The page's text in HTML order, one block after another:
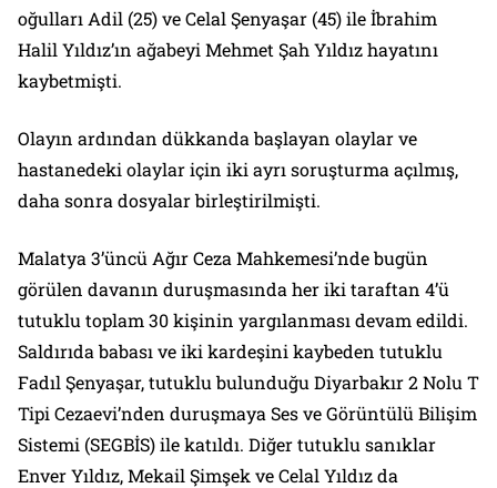
oğulları Adil (25) ve Celal Şenyaşar (45) ile İbrahim
Halil Yıldız’ın ağabeyi Mehmet Şah Yıldız hayatını
kaybetmişti.
Olayın ardından dükkanda başlayan olaylar ve
hastanedeki olaylar için iki ayrı soruşturma açılmış,
daha sonra dosyalar birleştirilmişti.
Malatya 3’üncü Ağır Ceza Mahkemesi’nde bugün
görülen davanın duruşmasında her iki taraftan 4’ü
tutuklu toplam 30 kişinin yargılanması devam edildi.
Saldırıda babası ve iki kardeşini kaybeden tutuklu
Fadıl Şenyaşar, tutuklu bulunduğu Diyarbakır 2 Nolu T
Tipi Cezaevi’nden duruşmaya Ses ve Görüntülü Bilişim
Sistemi (SEGBİS) ile katıldı. Diğer tutuklu sanıklar
Enver Yıldız, Mekail Şimşek ve Celal Yıldız da